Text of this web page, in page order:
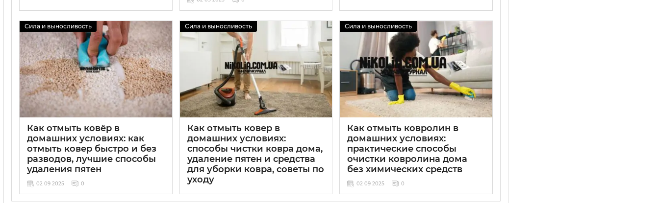
Сила и выносливость
Как отмыть ковёр в
домашних условиях: как
отмыть ковер быстро и без
разводов, лучшие способы
удаления пятен
02 09 2025 0
Сила и выносливость
Как отмыть ковер в
домашних условиях:
способы чистки ковра дома,
удаление пятен и средства
для уборки ковра, советы по
уходу
02 09 2025 0
Сила и выносливость
Как отмыть ковролин в
домашних условиях:
практические способы
очистки ковролина дома
без химических средств
02 09 2025 0